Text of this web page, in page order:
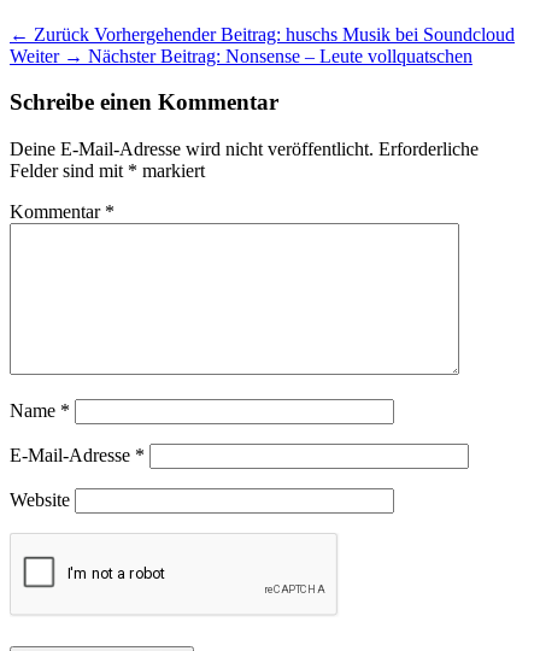
← Zurück Vorhergehender Beitrag: huschs Musik bei Soundcloud
Weiter → Nächster Beitrag: Nonsense – Leute vollquatschen
Schreibe einen Kommentar
Deine E-Mail-Adresse wird nicht veröffentlicht. Erforderliche
Felder sind mit * markiert
Kommentar *
Name *
E-Mail-Adresse *
Website